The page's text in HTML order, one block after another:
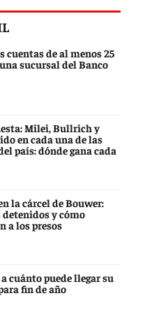
cuentas de al menos 25
sucursal del Banco
Milei, Bullrich y
en cada una de las
país: dónde gana cada
la cárcel de Bouwer:
y cómo
a los presos
cuánto puede llegar su
fin de año